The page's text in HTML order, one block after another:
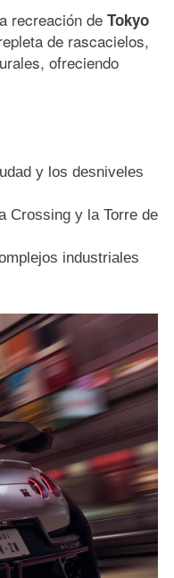
recreación de Tokyo
de rascacielos,
ofreciendo
y los desniveles
Crossing y la Torre de
industriales